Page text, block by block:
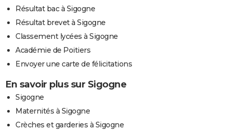
Résultat bac à Sigogne
Résultat brevet à Sigogne
Classement lycées à Sigogne
Académie de Poitiers
Envoyer une carte de félicitations
En savoir plus sur Sigogne
Sigogne
Maternités à Sigogne
Crèches et garderies à Sigogne